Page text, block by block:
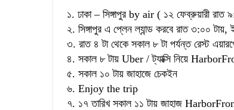
১. ঢাকা – সিঙ্গাপুর by air ( ১২ ফেব্রুয়ারী রাত
২. সিঙ্গাপুর এ প্লেন ল্যান্ড করবে রাত ৩:০০ টায়,
৩. রাত ৪ টা থেকে সকাল ৮ টা পর্যন্ত রেস্ট
৪. সকাল ৮ টায় Uber / ট্যাক্সি নিয়ে
৫. সকাল ১০ টায় জাহাজে চেকইন
৬. Enjoy the trip
৭. ১৭ তারিখ সকাল ১১ টায় জাহাজ